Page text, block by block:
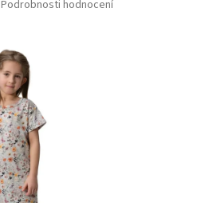
Podrobnosti hodnocení